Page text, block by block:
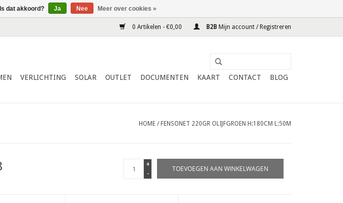
0 Artikelen - €0,00 B2B Mijn account / Registreren
VERLICHTING SOLAR OUTLET DOCUMENTEN KAART CONTACT BLOG
HOME / FENSONET 220GR OLIJFGROEN H:180CM L:50M
+
-
TOEVOEGEN AAN WINKELWAGEN
dat akkoord? Ja Nee Meer over cookies »